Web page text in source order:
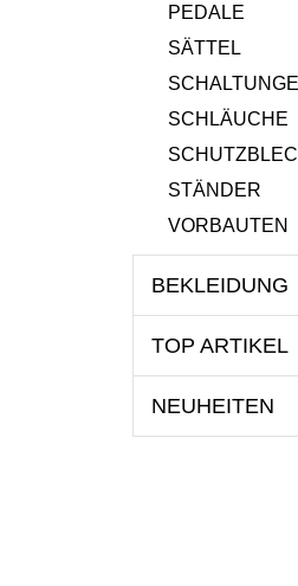
PEDALE
SÄTTEL
SCHLÄUCHE
STÄNDER
VORBAUTEN
BEKLEIDUNG
TOP ARTIKEL
NEUHEITEN